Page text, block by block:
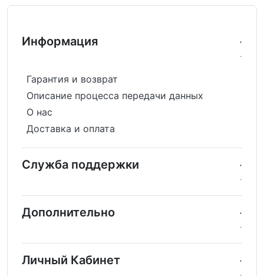
Информация
Гарантия и возврат
Описание процесса передачи данных
О нас
Доставка и оплата
Служба поддержки
Дополнительно
Личный Кабинет